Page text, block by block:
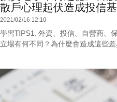
散戶心理起伏造成投信
2021/02/16 12:10
學習TIPS1. 外資、投信、自營商、
立場有何不同？為什麼會造成這些差